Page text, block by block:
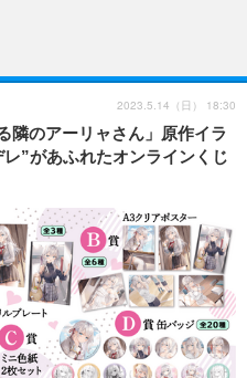
グッズ
ビジネス
アーティスト
実写
座談会
ABEMA Cafe
隣のアーリャさん」原作イラ
”があふれたオンラインくじ
2023.5.14（日） 18:30